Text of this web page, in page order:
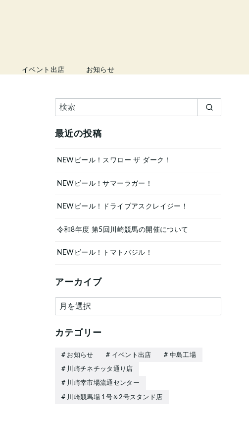
イベント出店 お知らせ
最近の投稿
NEWビール！スワロー ザ ダーク！
NEWビール！サマーラガー！
NEWビール！ドライブアスクレイジー！
令和8年度 第5回川崎競馬の開催について
NEWビール！トマトバジル！
アーカイブ
ア
ー
カ
ブ
カテゴリー
お知らせ イベント出店 中島工場
川崎チネチッタ通り店
川崎幸市場流通センター
川崎競馬場 1号＆2号スタンド店